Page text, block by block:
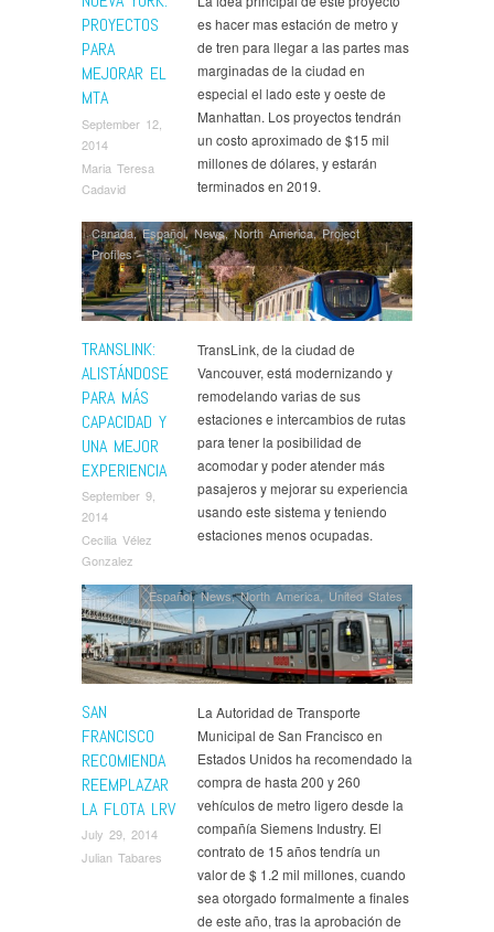
PROYECTOS
PARA
MEJORAR EL
MTA
September 12,
2014
Maria Teresa
Cadavid
es hacer mas estación de metro y
de tren para llegar a las partes mas
marginadas de la ciudad en
especial el lado este y oeste de
Manhattan. Los proyectos tendrán
un costo aproximado de $15 mil
millones de dólares, y estarán
terminados en 2019.
TRANSLINK:
ALISTÁNDOSE
PARA MÁS
CAPACIDAD Y
UNA MEJOR
EXPERIENCIA
September 9,
2014
Cecilia Vélez
Gonzalez
Canada,Español,News,North America,Project
Profiles
TransLink, de la ciudad de
Vancouver, está modernizando y
remodelando varias de sus
estaciones e intercambios de rutas
para tener la posibilidad de
acomodar y poder atender más
pasajeros y mejorar su experiencia
usando este sistema y teniendo
estaciones menos ocupadas.
SAN
FRANCISCO
RECOMIENDA
REEMPLAZAR
LA FLOTA LRV
July 29, 2014
Julian Tabares
Español,News,North America, United States
La Autoridad de Transporte
Municipal de San Francisco en
Estados Unidos ha recomendado la
compra de hasta 200 y 260
vehículos de metro ligero desde la
compañía Siemens Industry. El
contrato de 15 años tendría un
valor de $ 1.2 mil millones, cuando
sea otorgado formalmente a finales
de este año, tras la aprobación de